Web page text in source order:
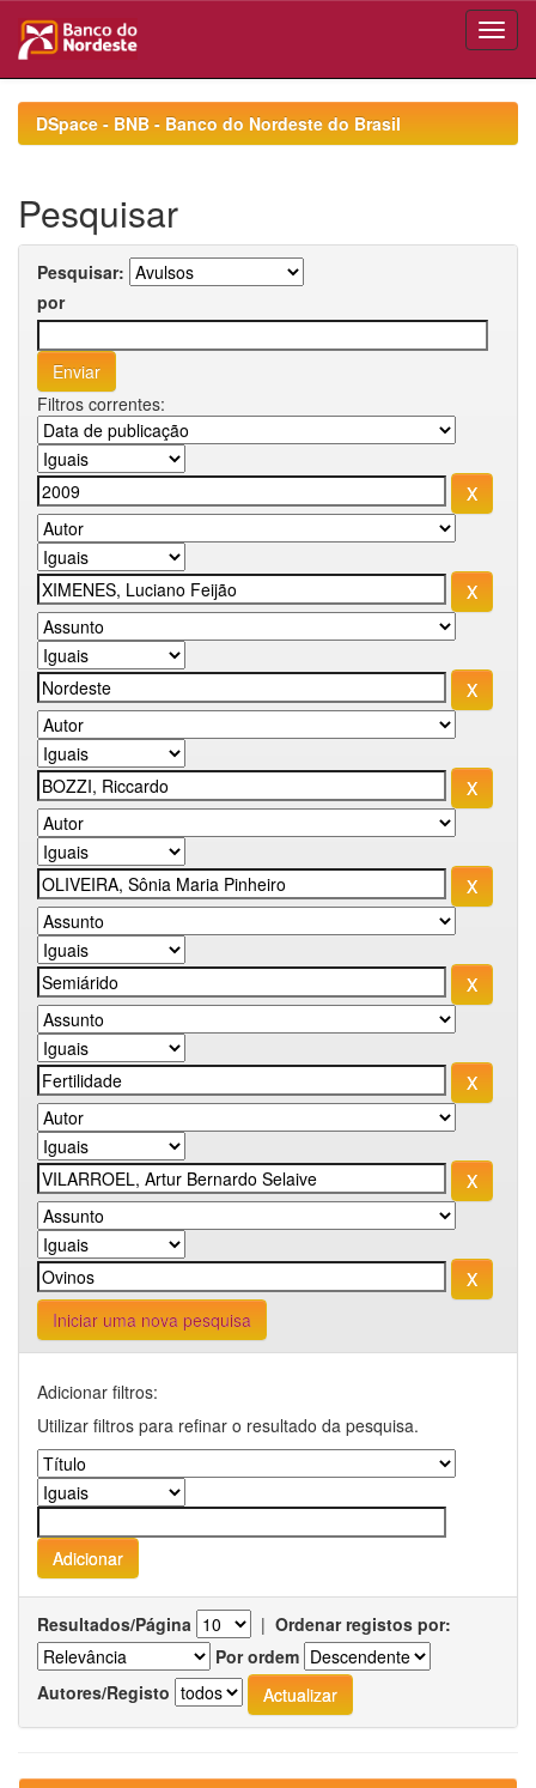
navigationDSpace - BNB - Banco do Nordeste do Brasil
Pesquisar
Pesquisar:
por
Filtros correntes:
Iniciar uma nova pesquisa
Adicionar filtros:
Utilizar filtros para refinar o resultado da pesquisa.
Resultados/Página | Ordenar registos por:
Por ordem
Autores/Registo